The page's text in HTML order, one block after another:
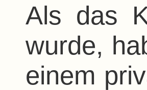
Als das
wurde,
einem